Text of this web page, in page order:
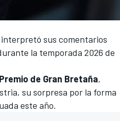
interpretó sus comentarios
la temporada 2026 de
de Gran Bretaña,
su sorpresa por la forma
este año.